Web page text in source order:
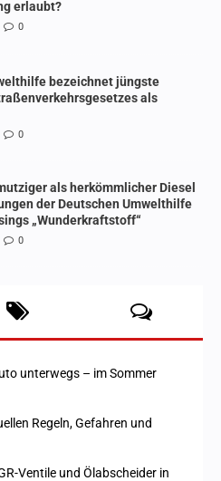
erlaubt?
0
bezeichnet jüngste
als
0
als herkömmlicher Diesel
der Deutschen Umwelthilfe
„Wunderkraftstoff“
0
unterwegs – im Sommer
Regeln, Gefahren und
Ventile und Ölabscheider in